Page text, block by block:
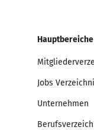
Hauptbereiche
Jobs
Unternehmen